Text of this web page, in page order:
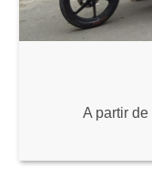
A partir de